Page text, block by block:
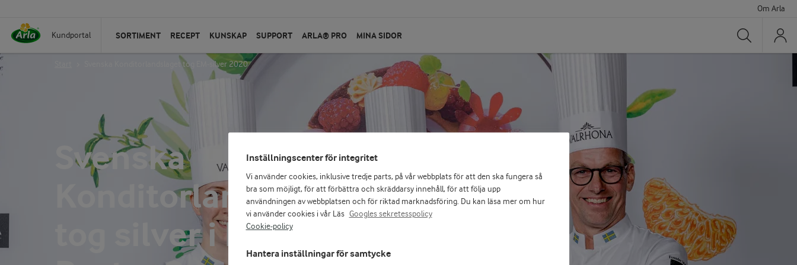
Om Arla
Kundportal SORTIMENT RECEPT KUNSKAP SUPPORT ARLA® PRO MINA SIDOR Sök
Svenska Konditorlandslaget tog EM-silver 2020
Svenska
Konditorlandslaget
tog silver i European
Inställningscenter för integritet
Vi använder cookies, inklusive tredje parts, på vår webbplats för att den ska fungera så
bra som möjligt, för att förbättra och skräddarsy innehåll, för att följa upp
användningen av webbplatsen och för riktad marknadsföring. Du kan läsa mer om hur
vi använder cookies i vår Läs Googles sekretesspolicy
Cookie-policy
Hantera inställningar för samtycke